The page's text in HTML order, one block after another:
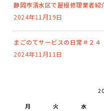
静岡市清水区で屋根修理業者紹
2024年11月19日
まごのてサービスの日常＃２４
2024年11月11日
月
火 水